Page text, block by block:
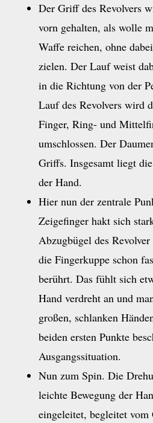
Der Griff des Revolvers
vorn gehalten, als wolle
Waffe reichen, ohne
zielen. Der Lauf weist
in die Richtung von der
Lauf des Revolvers wird
Finger, Ring- und
umschlossen. Der
Griffs. Insgesamt liegt
der Hand.
Hier nun der zentrale
Zeigefinger hakt sich
Abzugbügel des
die Fingerkuppe schon
berührt. Das fühlt sich
Hand verdreht an und
großen, schlanken
beiden ersten Punkte
Ausgangssituation.
Nun zum Spin. Die
leichte Bewegung der
eingeleitet, begleitet